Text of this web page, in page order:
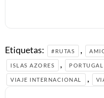
Etiquetas: #RUTAS ,
ISLAS AZORES , PORTUGAL
VIAJE INTERNACIONAL ,